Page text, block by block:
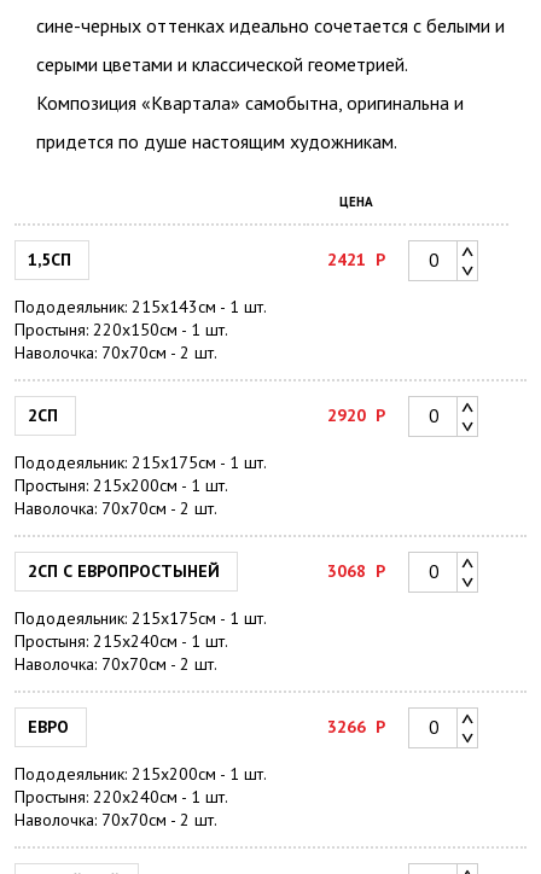
сине-черных оттенках идеально сочетается с белыми и
серыми цветами и классической геометрией.
Композиция «Квартала» самобытна, оригинальна и
придется по душе настоящим художникам.
ЦЕНА
1,5СП 2421 Р
Пододеяльник: 215х143см - 1 шт.
Простыня: 220х150см - 1 шт.
Наволочка: 70х70см - 2 шт.
2СП 2920 Р
Пододеяльник: 215х175см - 1 шт.
Простыня: 215х200см - 1 шт.
Наволочка: 70х70см - 2 шт.
2СП С ЕВРОПРОСТЫНЕЙ 3068 Р
Пододеяльник: 215х175см - 1 шт.
Простыня: 215х240см - 1 шт.
Наволочка: 70х70см - 2 шт.
ЕВРО 3266 Р
Пододеяльник: 215х200см - 1 шт.
Простыня: 220х240см - 1 шт.
Наволочка: 70х70см - 2 шт.